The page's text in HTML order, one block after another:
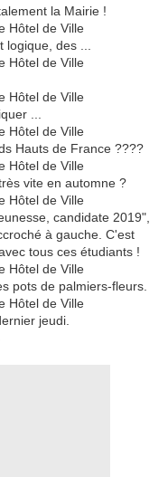
la Mairie !
des ...
...
Hauts de France ????
vite en automne ?
candidate 2019",
à gauche. C'est
tous ces étudiants !
pots de palmiers-fleurs.
jeudi.